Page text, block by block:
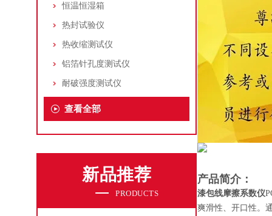
恒温恒湿箱
热封试验仪
热收缩测试仪
铝箔针孔度测试仪
耐破强度测试仪
查看全部
新品推荐
PRODUCTS
产品简介：
漆包线摩擦系数仪
爽滑性、开口性。